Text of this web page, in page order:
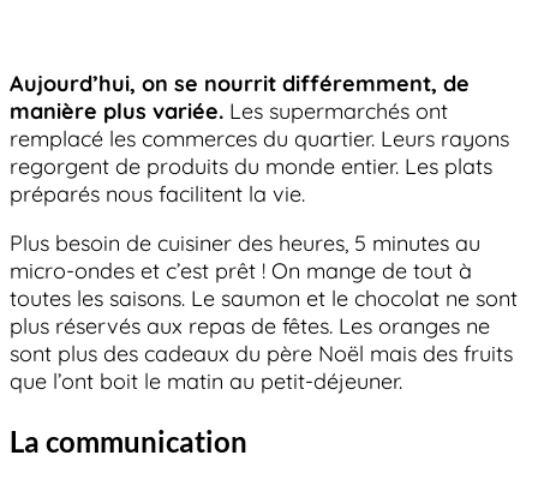
Aujourd’hui, on se nourrit différemment, de
manière plus variée. Les supermarchés ont
remplacé les commerces du quartier. Leurs rayons
regorgent de produits du monde entier. Les plats
préparés nous facilitent la vie.
Plus besoin de cuisiner des heures, 5 minutes au
micro-ondes et c’est prêt ! On mange de tout à
toutes les saisons. Le saumon et le chocolat ne sont
plus réservés aux repas de fêtes. Les oranges ne
sont plus des cadeaux du père Noël mais des fruits
que l’ont boit le matin au petit-déjeuner.
La communication